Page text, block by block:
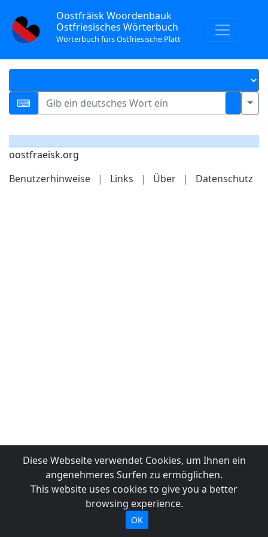
Oostfräisk Woordenbauk
Ostfriesisches Wörterbuch
Wörterbuch fürs Ostfriesische Platt
oostfraeisk.org
Benutzerhinweise
| Links | Über | Datenschutz
Diese Webseite verwendet Cookies, um Ihnen ein
angenehmeres Surfen zu ermöglichen.
This website uses cookies to give you a better
browsing experience.
OK